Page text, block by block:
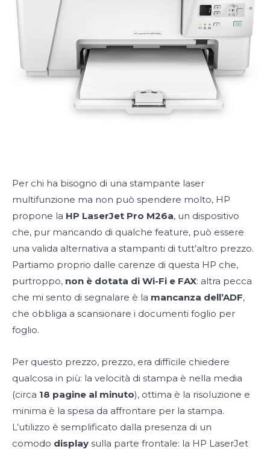
Per chi ha bisogno di una stampante laser
multifunzione ma non può spendere molto, HP
propone la HP LaserJet Pro M26a, un dispositivo
che, pur mancando di qualche feature, può essere
una valida alternativa a stampanti di tutt’altro prezzo.
Partiamo proprio dalle carenze di questa HP che,
purtroppo, non è dotata di Wi-Fi e FAX: altra pecca
che mi sento di segnalare è la mancanza dell’ADF,
che obbliga a scansionare i documenti foglio per
foglio.
Per questo prezzo, prezzo, era difficile chiedere
qualcosa in più: la velocità di stampa è nella media
(circa 18 pagine al minuto), ottima è la risoluzione e
minima è la spesa da affrontare per la stampa.
L’utilizzo è semplificato dalla presenza di un
comodo display sulla parte frontale: la HP LaserJet